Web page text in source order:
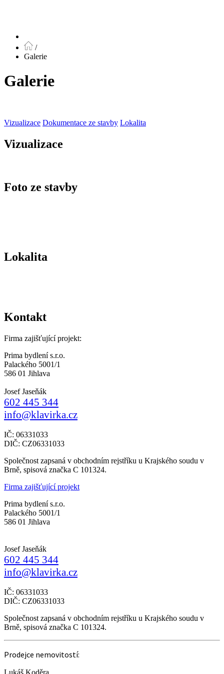
/
Galerie
Galerie
Vizualizace Dokumentace ze stavby Lokalita
Vizualizace
Foto ze stavby
Lokalita
Kontakt
Firma zajišťující projekt:
Prima bydlení s.r.o.
Palackého 5001/1
586 01 Jihlava
Josef Jaseňák
602 445 344
info@klavirka.cz
IČ: 06331033
DIČ: CZ06331033
Společnost zapsaná v obchodním rejstříku u Krajského soudu v
Brně, spisová značka C 101324.
Firma zajišťující projekt
Prima bydlení s.r.o.
Palackého 5001/1
586 01 Jihlava
Josef Jaseňák
602 445 344
info@klavirka.cz
IČ: 06331033
DIČ: CZ06331033
Společnost zapsaná v obchodním rejstříku u Krajského soudu v
Brně, spisová značka C 101324.
Prodejce nemovitostí: